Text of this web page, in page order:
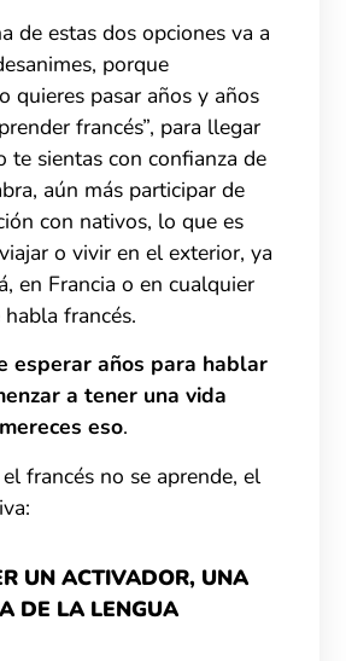
de estas dos opciones va a
porque
quieres pasar años y años
francés”, para llegar
te sientas con confianza de
aún más participar de
con nativos, lo que es
o vivir en el exterior, ya
en Francia o en cualquier
francés.
esperar años para hablar
a tener una vida
eso.
francés no se aprende, el
UN ACTIVADOR, UNA
DE LA LENGUA